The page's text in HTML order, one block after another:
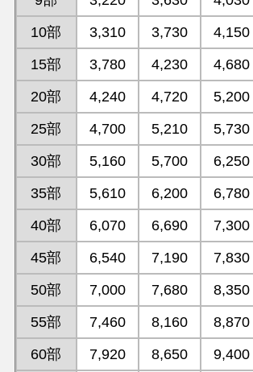
10部
3,310 3,730 4,150
15部
3,780 4,230 4,680
20部
4,240 4,720 5,200
25部
4,700 5,210 5,730
30部
5,160 5,700 6,250
35部
5,610 6,200 6,780
40部
6,070 6,690 7,300
45部
6,540 7,190 7,830
50部
7,000 7,680 8,350
55部
7,460 8,160 8,870
60部
7,920 8,650 9,400